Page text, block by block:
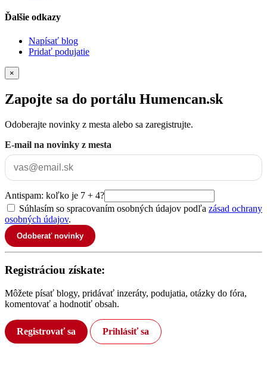
Ďalšie odkazy
Napísať blog
Pridať podujatie
×
Zapojte sa do portálu Humencan.sk
Odoberajte novinky z mesta alebo sa zaregistrujte.
E-mail na novinky z mesta
Antispam: koľko je 7 + 4?
Súhlasím so spracovaním osobných údajov podľa zásad ochrany
osobných údajov.
Odoberať novinky
Registráciou získate:
Môžete písať blogy, pridávať inzeráty, podujatia, otázky do fóra,
komentovať a hodnotiť obsah.
Registrovať sa Prihlásiť sa